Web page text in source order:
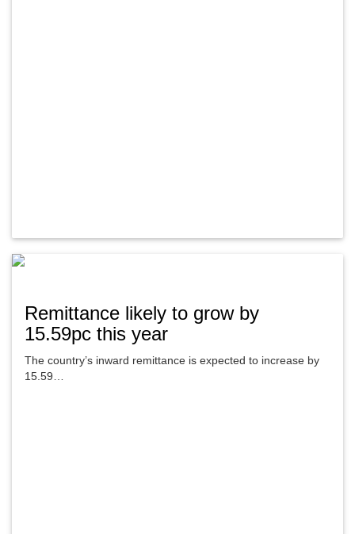
Remittance likely to grow by
15.59pc this year
The country’s inward remittance is expected to increase by
15.59…